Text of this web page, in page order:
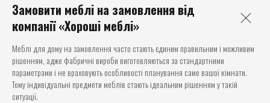
Замовити меблі на замовлення від
компанії«Хороші меблі»
Меблі для дому на замовлення часто стають єдиним правильним і можливим
рішенням, адже фабричні вироби виготовляються за стандартними
параметрами і не враховують особливості планування саме вашої кімнати.
Тому індивідуальні предмети меблів стають ідеальним рішенням у такій
ситуації.